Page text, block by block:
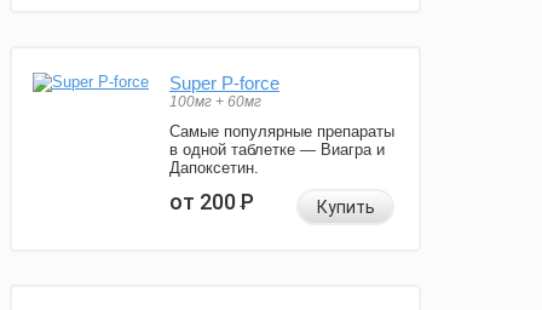
Super P-force
100мг + 60мг
Самые популярные препараты
в одной таблетке — Виагра и
Дапоксетин.
от 200Р Купить